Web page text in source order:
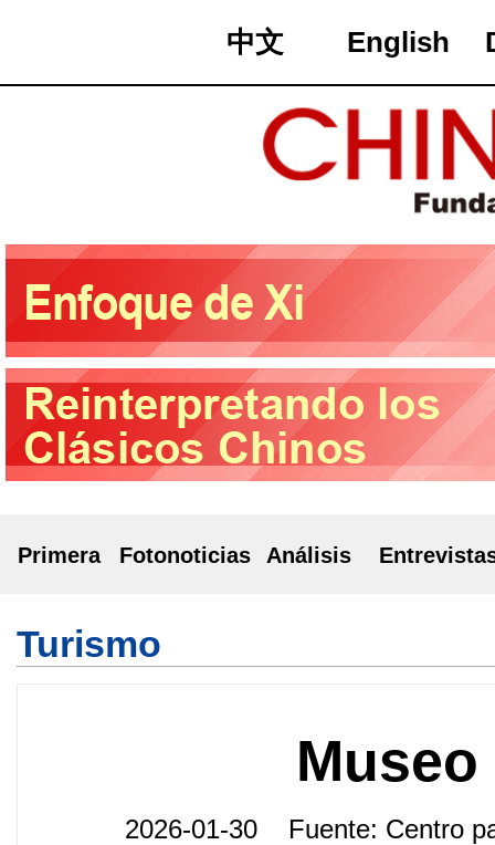
中文 English
Primera Fotonoticias Análisis
Turismo
2026-01-30 Fuente: Centro